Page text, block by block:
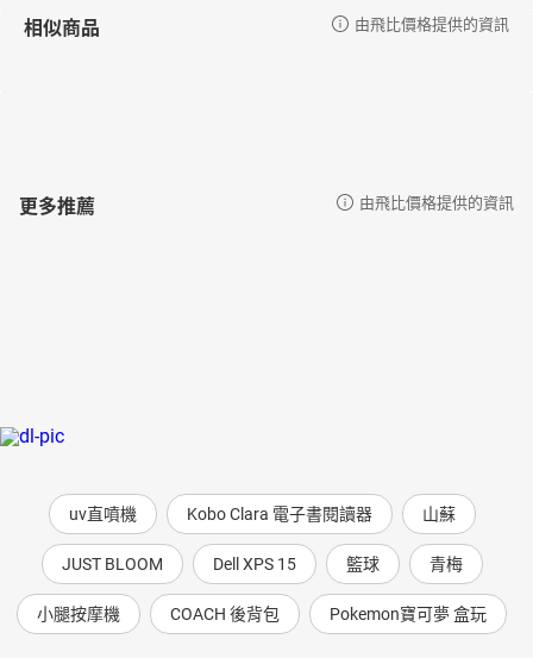
相似商品 由飛比價格提供的資訊
更多推薦 由飛比價格提供的資訊
uv直噴機 Kobo Clara 電子書閱讀器 山蘇
JUST BLOOM Dell XPS 15 籃球 青梅
小腿按摩機 COACH 後背包 Pokemon寶可夢 盒玩